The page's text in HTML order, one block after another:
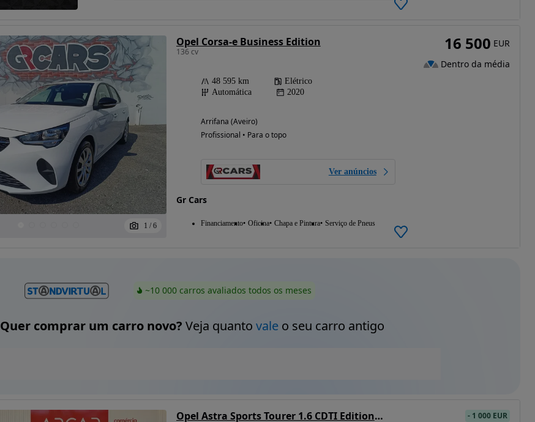
1 / 6
Opel Corsa-e Business Edition
136 cv
48 595 km
Elétrico
Automática
2020
Arrifana (Aveiro)
Profissional • Para o topo
Ver anúncios
Gr Cars
Financiamento Oficina Chapa e Pintura Serviço de Pneus
16 500 EUR
Dentro da média
~10 000 carros avaliados todos os meses
Quer comprar um carro novo? Veja quanto valeo seu carro antigo
Opel Astra Sports Tourer 1.6 CDTI Edition S/S - 1 000 EUR